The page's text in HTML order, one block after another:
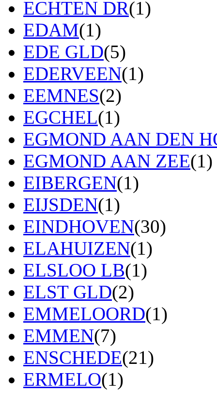
ECHTEN DR(1)
EDAM(1)
EDE GLD(5)
EDERVEEN(1)
EEMNES(2)
EGCHEL(1)
EGMOND AAN DEN
EGMOND AAN ZEE(1)
EIBERGEN(1)
EIJSDEN(1)
EINDHOVEN(30)
ELAHUIZEN(1)
ELSLOO LB(1)
ELST GLD(2)
EMMELOORD(1)
EMMEN(7)
ENSCHEDE(21)
ERMELO(1)